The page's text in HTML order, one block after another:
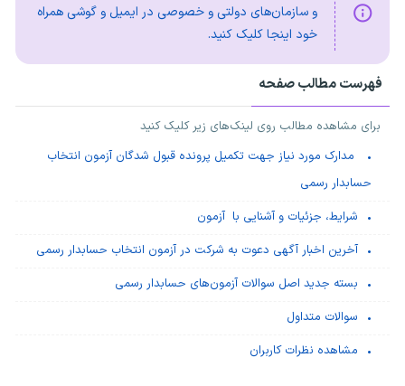
و سازمان‌های دولتی و خصوصی در ایمیل و گوشی همراه
خود اینجا کلیک کنید.
فهرست مطالب صفحه
برای مشاهده مطالب روی لینک‌های زیر کلیک کنید
مدارک مورد نیاز جهت تکمیل پرونده قبول شدگان آزمون انتخاب
حسابدار رسمی
شرایط، جزئیات و آشنایی با آزمون
آخرین اخبار آگهی دعوت به شرکت در آزمون انتخاب حسابدار رسمی
بسته جدید اصل سوالات آزمون‌های حسابدار رسمی
سوالات متداول
مشاهده نظرات کاربران